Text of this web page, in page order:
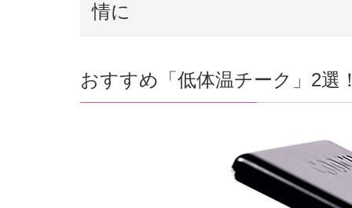
情に
おすすめ「低体温チーク」2選